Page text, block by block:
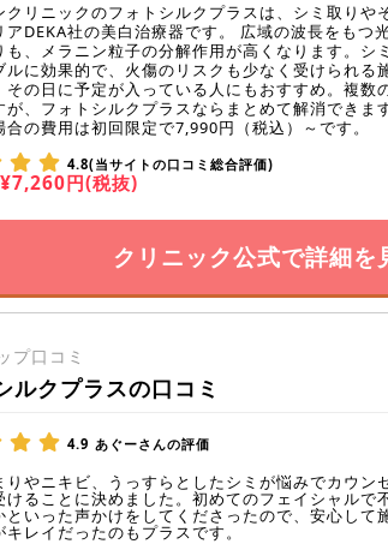
クリニックのフォトシルクプラスは、シミ取りや
アDEKA社の美白治療器です。 広域の波長をもつ
も、メラニン粒子の分解作用が高くなります。シ
ルに効果的で、火傷のリスクも少なく受けられる
その日に予定が入っている人にもおすすめ。複数
が、フォトシルクプラスならまとめて解消できま
合の費用は初回限定で7,990円（税込）～です。
4.8(当サイトの口コミ総合評価)
¥7,260円(税抜)
クリニック公式で詳細を
プ口コミ
ルクプラスの口コミ
4.9 あぐーさんの評価
りやニキビ、うっすらとしたシミが悩みでカウン
けることに決めました。初めてのフェイシャルで
といった声かけをしてくださったので、安心して
レイだったのもプラスです。